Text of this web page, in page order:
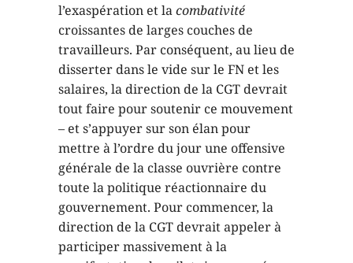
l’exaspération et lacombativité
croissantes de larges couches de
travailleurs. Par conséquent, au lieu de
disserter dans le vide sur le FN et les
salaires, la direction de la CGT devrait
tout faire pour soutenir ce mouvement
– et s’appuyer sur son élan pour
mettre à l’ordre du jour une offensive
générale de la classe ouvrière contre
toute la politique réactionnaire du
gouvernement. Pour commencer, la
direction de la CGT devrait appeler à
participer massivement à la